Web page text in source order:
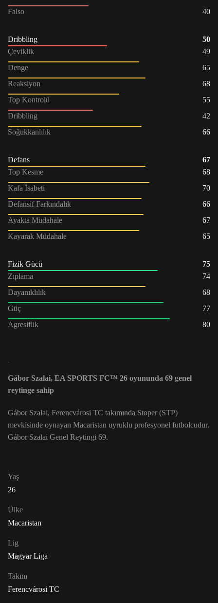
Falso
40
Dribbling
50
Çeviklik
49
Denge
65
Reaksiyon
68
Top Kontrolü
55
Dribbling
42
Soğukkanlılık
66
Defans
67
Top Kesme
68
Kafa İsabeti
70
Defansif Farkındalık
66
Ayakta Müdahale
67
Kayarak Müdahale
65
Fizik Gücü
75
Zıplama
74
Dayanıklılık
68
Güç
77
Agresiflik
80
Gábor Szalai, EA SPORTS FC™ 26 oyununda 69 genel
reytinge sahip
Gábor Szalai, Ferencvárosi TC takımında Stoper (STP)
mevkisinde oynayan Macaristan uyruklu profesyonel futbolcudur.
Gábor Szalai Genel Reytingi 69.
Yaş
26
Ülke
Macaristan
Lig
Magyar Liga
Takım
Ferencvárosi TC